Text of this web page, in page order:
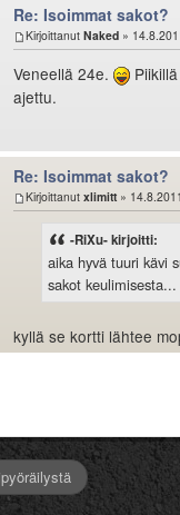
Re: Isoimmat sakot?
Kirjoittanut Naked»
Veneellä 24e.
Piikillä
ajettu.
Re: Isoimmat sakot?
Kirjoittanut xlimitt»
-RiXu- kirjoitti:
aika hyvä tuuri kävi
sakot keulimisesta...
kyllä se kortti lähtee